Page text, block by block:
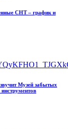
СНТ – график и
Музей забытых